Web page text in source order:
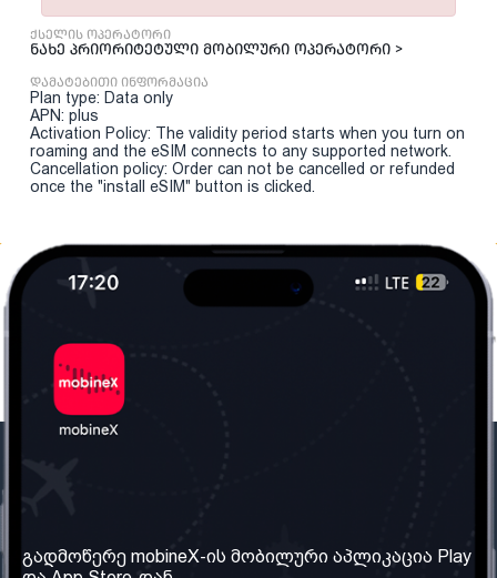
ქსელის ოპერატორი
ნახე პრიორიტეტული მობილური ოპერატორი >
დამატებითი ინფორმაცია
Plan type: Data only
APN: plus
Activation Policy: The validity period starts when you turn on
roaming and the eSIM connects to any supported network.
Cancellation policy: Order can not be cancelled or refunded
once the "install eSIM" button is clicked.
ჩვენ შესახებ
წესები და პირობები
გადმოწერე mobineX-ის მობილური აპლიკაცია Play